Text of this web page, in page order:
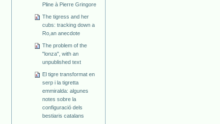
Pline à Pierre Gringore
The tigress and her
cubs: tracking down a
Ro,an anecdote
The problem of the
"lonza", with an
unpublished text
El tigre transformat en
serp i la tigretta
emmiralda: algunes
notes sobre la
configuració dels
bestiaris catalans